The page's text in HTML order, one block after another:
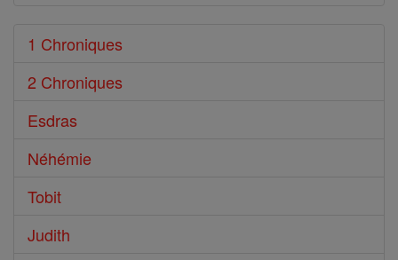
1 Chroniques
2 Chroniques
Esdras
Néhémie
Tobit
Judith